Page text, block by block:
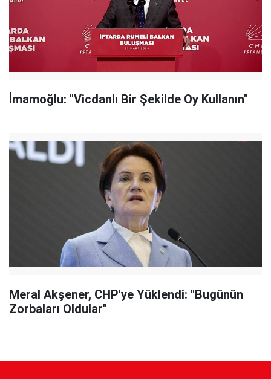
İmamoğlu: "Vicdanlı Bir Şekilde Oy Kullanın"
Meral Akşener, CHP'ye Yüklendi: "Bugünün
Zorbaları Oldular"